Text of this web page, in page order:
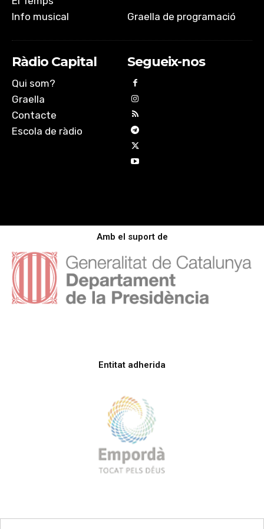
Info musical
Graella de programació
Ràdio Capital
Qui som?
Graella
Contacte
Escola de ràdio
Segueix-nos
Amb el suport de
Entitat adherida